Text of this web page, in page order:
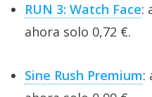
RUN 3: Watch Face:
ahora solo 0,72 €.
Sine Rush Premium: